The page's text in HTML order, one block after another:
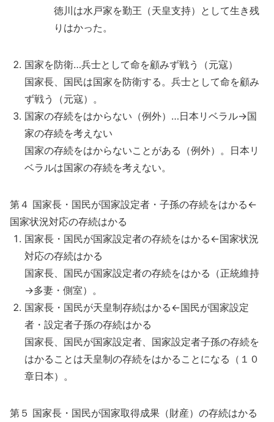
徳川は水戸家を勤王（天皇支持）として生き残
りはかった。
国家を防衛…兵士として命を顧みず戦う（元寇）
国家長、国民は国家を防衛する。兵士として命を顧み
ず戦う（元寇）。
国家の存続をはからない（例外）…日本リベラル→国
家の存続を考えない
国家の存続をはからないことがある（例外）。日本リ
ベラルは国家の存続を考えない。
第４ 国家長・国民が国家設定者・子孫の存続をはかる←
国家状況対応の存続はかる
国家長・国民が国家設定者の存続をはかる←国家状況
対応の存続はかる
国家長、国民が国家設定者の存続をはかる（正統維持
→多妻・側室）。
国家長・国民が天皇制存続はかる←国民が国家設定
者・設定者子孫の存続はかる
国家長、国民が国家設定者、国家設定者子孫の存続を
はかることは天皇制の存続をはかることになる（１０
章日本）。
第５ 国家長・国民が国家取得成果（財産）の存続はかる